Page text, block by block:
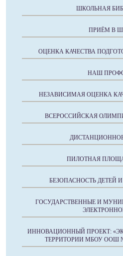
ШКОЛЬНАЯ
ПРИЁМ В
ОЦЕНКА КАЧЕСТВА
НАШ
НЕЗАВИСИМАЯ ОЦЕНКА
ВСЕРОССИЙСКАЯ
ПИЛОТНАЯ
БЕЗОПАСНОСТЬ ДЕТЕЙ
ГОСУДАРСТВЕННЫЕ И
ИННОВАЦИОННЫЙ ПРОЕКТ:
ТЕРРИТОРИИ МБОУ ООШ